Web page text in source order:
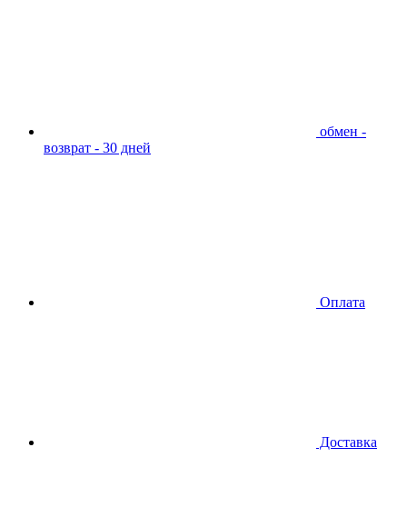
обмен -
возврат - 30 дней
Оплата
Доставка